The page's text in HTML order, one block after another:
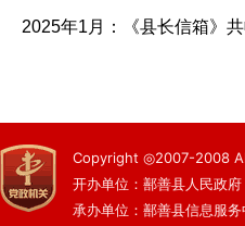
2025年1月：《县长信箱》
Copyright ◎2007-2008
开办单位：鄯善县人民政
承办单位：鄯善县信息服务